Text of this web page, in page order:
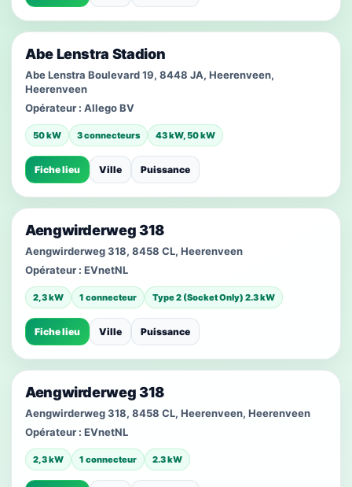
Abe Lenstra Stadion
Abe Lenstra Boulevard 19, 8448 JA, Heerenveen,
Heerenveen
Opérateur : Allego BV
50 kW 3 connecteurs 43 kW, 50 kW
Fiche lieu Ville Puissance
Aengwirderweg 318
Aengwirderweg 318, 8458 CL, Heerenveen
Opérateur : EVnetNL
2,3 kW 1 connecteur Type 2 (Socket Only) 2.3 kW
Fiche lieu Ville Puissance
Aengwirderweg 318
Aengwirderweg 318, 8458 CL, Heerenveen, Heerenveen
Opérateur : EVnetNL
2,3 kW 1 connecteur 2.3 kW